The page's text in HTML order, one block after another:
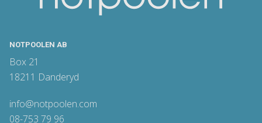
NOTPOOLEN AB
Box 21
18211 Danderyd
info@notpoolen.com
08-753 79 96